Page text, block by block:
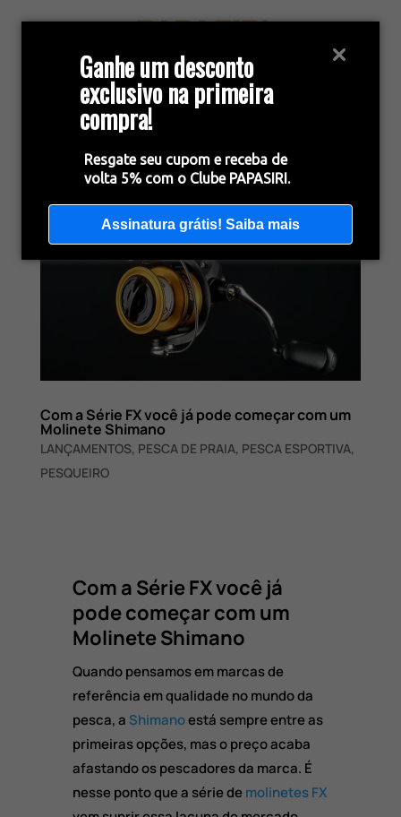
Ganhe um desconto
exclusivo na primeira
compra!
Resgate seu cupom e receba de
volta 5% com o Clube PAPASIRI.
Assinatura grátis! Saiba mais
Com a Série FX você já pode começar com um
Molinete Shimano
LANÇAMENTOS, PESCA DE PRAIA, PESCA ESPORTIVA,
PESQUEIRO
Com a Série FX você já
pode começar com um
Molinete Shimano
Quando pensamos em marcas de
referência em qualidade no mundo da
pesca, aShimanoestá sempre entre as
primeiras opções, mas o preço acaba
afastando os pescadores da marca. É
nesse ponto que a série demolinetes FX